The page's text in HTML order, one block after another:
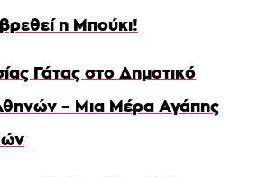
η Μπούκι!
Γάτας στο Δημοτικό
– Μια Μέρα Αγάπης